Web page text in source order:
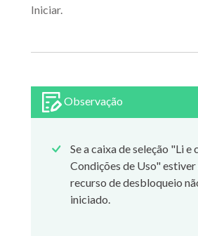
Iniciar.
Observação
Se a caixa de seleção "Li
Condições de Uso" estiver
recurso de desbloqueio
iniciado.